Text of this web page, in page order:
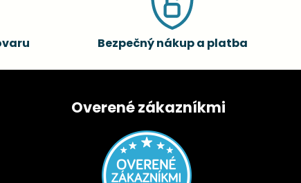
Bezpečný nákup a platba
Overené zákazníkmi